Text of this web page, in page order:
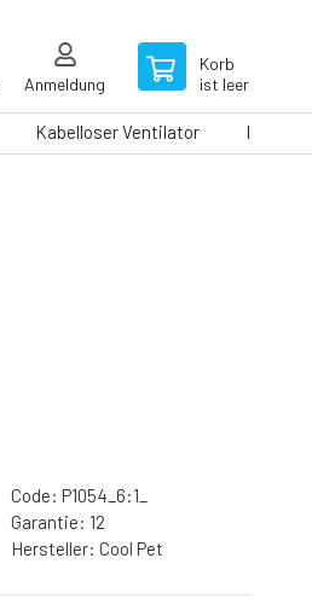
Anmeldung
Korb
ist leer
Kabelloser Ventilator
Code: P1054_6:1_
Garantie: 12
Hersteller: Cool Pet